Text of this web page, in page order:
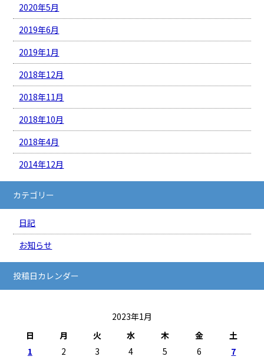
2020年5月
2019年6月
2019年1月
2018年12月
2018年11月
2018年10月
2018年4月
2014年12月
カテゴリー
日記
お知らせ
投稿日カレンダー
2023年1月
日
月 火 水 木 金
土
1
2 3 4 5 6
7